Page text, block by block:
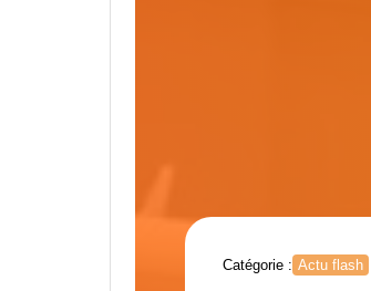
Catégorie : Actu flash